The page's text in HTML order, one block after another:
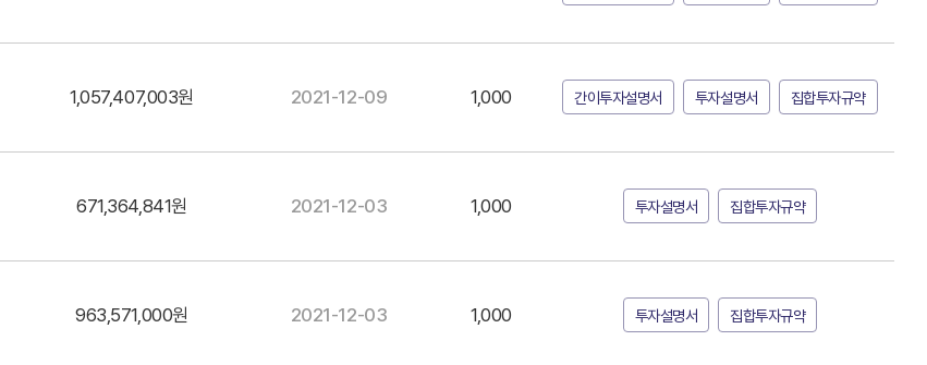
1,057,407,003원 2021-12-09 1,000 간이투자설명서 투자설명서 집합투자규약
671,364,841원 2021-12-03 1,000 투자설명서 집합투자규약
963,571,000원 2021-12-03 1,000 투자설명서 집합투자규약